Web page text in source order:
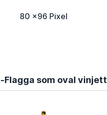
80 x96 Pixel
Flagga som oval vinjett